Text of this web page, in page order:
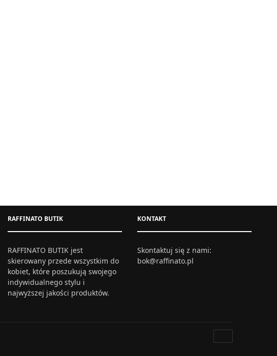
432,00zł
L XL
XXL
Wybierz opcje
266,00zł
34
Wybierz opcje
RAFFINATO BUTIK
RAFFINATO BUTIK jest
skierowany przede wszystkim do
kobiet, które poszukują swojego
indywidualnego stylu i
najwyższej jakości produktów.
KONTAKT
Skontaktuj się z nami:
bok@raffinato.pl